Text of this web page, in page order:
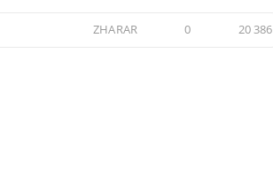
ZHARAR 0 20 386